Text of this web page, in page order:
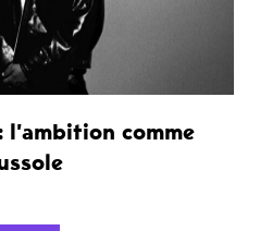
l’ambition comme